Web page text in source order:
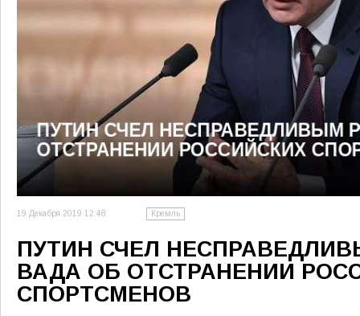
19 Декабря 2019 12:48 Кремль
ПУТИН СЧЕЛ
ВАДА ОБ ОТСТРАНЕНИИ
СПОРТСМЕНОВ